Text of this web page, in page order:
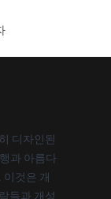
디자인된
과 아름다
이것은 개
들과 개성